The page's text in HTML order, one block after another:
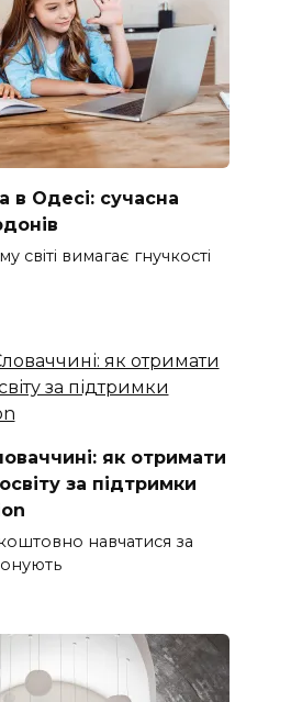
Одесі: сучасна
світі вимагає гнучкості
як отримати
за підтримки
навчатися за